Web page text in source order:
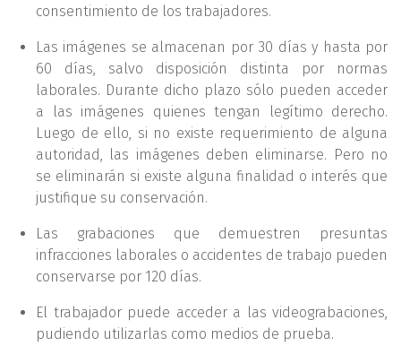
consentimiento de los trabajadores.
Las imágenes se almacenan por 30 días y hasta por
60 días, salvo disposición distinta por normas
laborales. Durante dicho plazo sólo pueden acceder
a las imágenes quienes tengan legítimo derecho.
Luego de ello, si no existe requerimiento de alguna
autoridad, las imágenes deben eliminarse. Pero no
se eliminarán si existe alguna finalidad o interés que
justifique su conservación.
Las grabaciones que demuestren presuntas
infracciones laborales o accidentes de trabajo pueden
conservarse por 120 días.
El trabajador puede acceder a las videograbaciones,
pudiendo utilizarlas como medios de prueba.